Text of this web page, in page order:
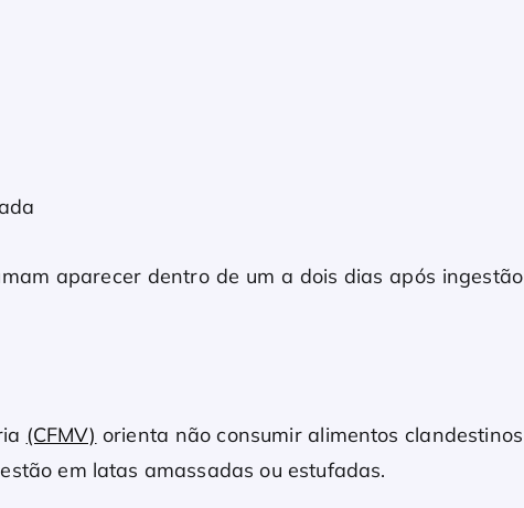
aparecer dentro de um a dois dias após ingestão
(CFMV) orienta não consumir alimentos clandestinos
em latas amassadas ou estufadas.